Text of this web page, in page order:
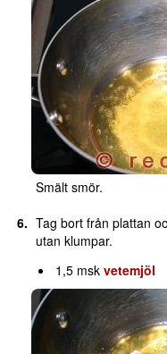
Smält smör.
Tag bort från plattan
utan klumpar.
1,5 mskvetemjöl